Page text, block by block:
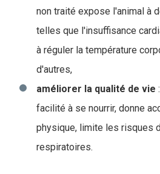
non traité expose l'animal à
telles que l'insuffisance
à réguler la température
d'autres,
améliorer la qualité de vie
facilité à se nourrir, donne
physique, limite les risques
respiratoires.